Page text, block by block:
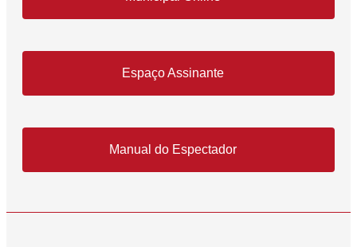
Espaço Assinante
Manual do Espectador